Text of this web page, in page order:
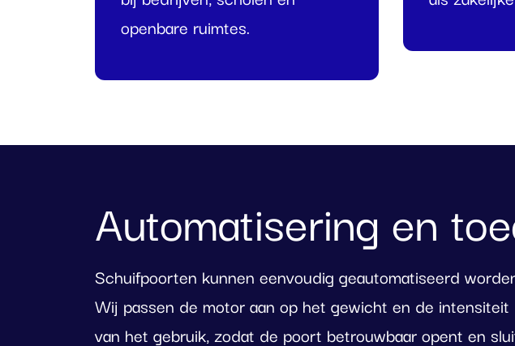
openbare ruimtes.
Automatisering en
Schuifpoorten kunnen eenvoudig geautomatiseerd
Wij passen de motor aan op het gewicht en de intensiteit
van het gebruik, zodat de poort betrouwbaar opent en